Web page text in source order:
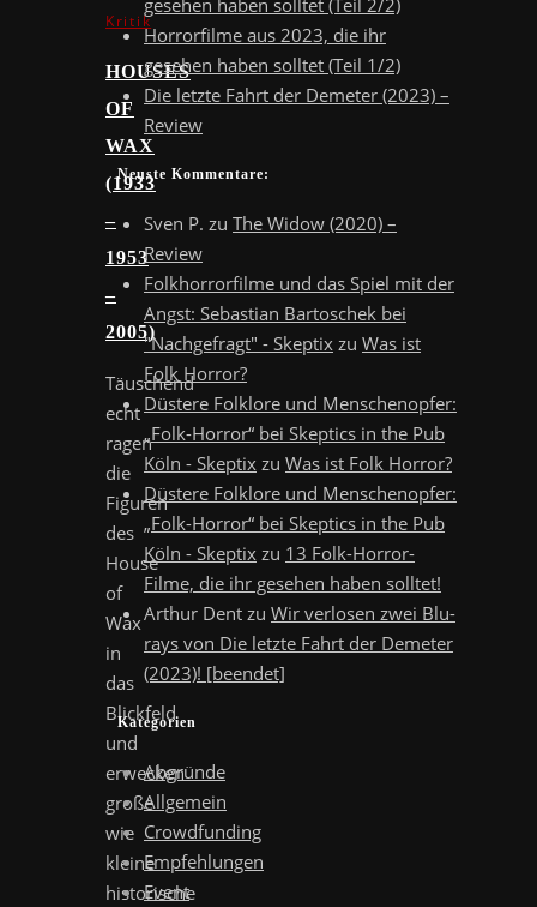
Kritik
HOUSES
OF
WAX
(1933
–
1953
–
2005)
Täuschend
echt
ragen
die
Figuren
des
House
of
Wax
in
das
Blickfeld
und
erwecken
große
wie
kleine
historische
Horrorfilme aus 2023, die ihr
gesehen haben solltet (Teil 1/2)
Die letzte Fahrt der Demeter (2023) –
Review
Neuste Kommentare:
Sven P. zu The Widow (2020) –
Review
Folkhorrorfilme und das Spiel mit der
Angst: Sebastian Bartoschek bei
"Nachgefragt" - Skeptix zu Was ist
Folk Horror?
Düstere Folklore und Menschenopfer:
„Folk-Horror“ bei Skeptics in the Pub
Köln - Skeptix zu Was ist Folk Horror?
Düstere Folklore und Menschenopfer:
„Folk-Horror“ bei Skeptics in the Pub
Köln - Skeptix zu 13 Folk-Horror-
Filme, die ihr gesehen haben solltet!
Arthur Dent zu Wir verlosen zwei Blu-
rays von Die letzte Fahrt der Demeter
(2023)! [beendet]
Kategorien
Abgründe
Allgemein
Crowdfunding
Empfehlungen
Event